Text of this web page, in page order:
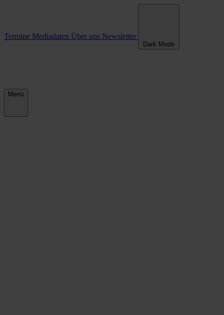
Termine Mediadaten Über uns Newsletter
Dark Mode
Menü